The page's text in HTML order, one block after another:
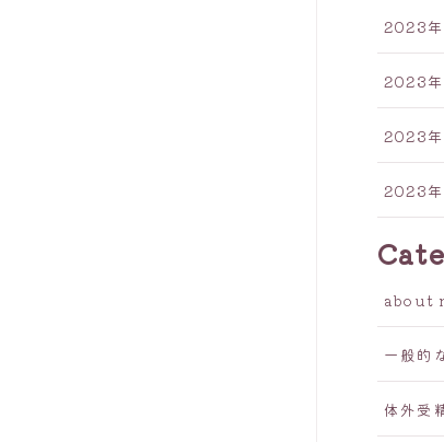
2023年
2023年
2023年
2023年
about
一般的
体外受